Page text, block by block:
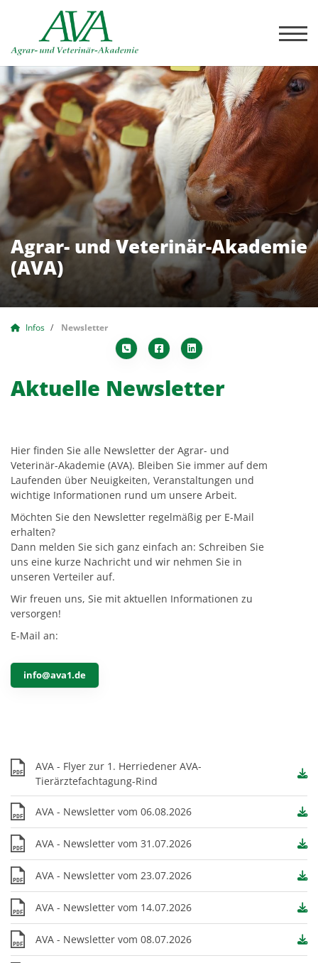
Agrar- und Veterinär-Akademie
(AVA)
Infos Newsletter
Aktuelle Newsletter
Hier finden Sie alle Newsletter der Agrar- und
Veterinär-Akademie (AVA). Bleiben Sie immer auf dem
Laufenden über Neuigkeiten, Veranstaltungen und
wichtige Informationen rund um unsere Arbeit.
Möchten Sie den Newsletter regelmäßig per E-Mail
erhalten?
Dann melden Sie sich ganz einfach an: Schreiben Sie
uns eine kurze Nachricht und wir nehmen Sie in
unseren Verteiler auf.
Wir freuen uns, Sie mit aktuellen Informationen zu
versorgen!
E-Mail an:
info@ava1.de
PDF
AVA - Flyer zur 1. Herriedener AVA-
Tierärztefachtagung-Rind
PDF AVA - Newsletter vom 06.08.2026
PDF AVA - Newsletter vom 31.07.2026
PDF AVA - Newsletter vom 23.07.2026
PDF AVA - Newsletter vom 14.07.2026
PDF AVA - Newsletter vom 08.07.2026